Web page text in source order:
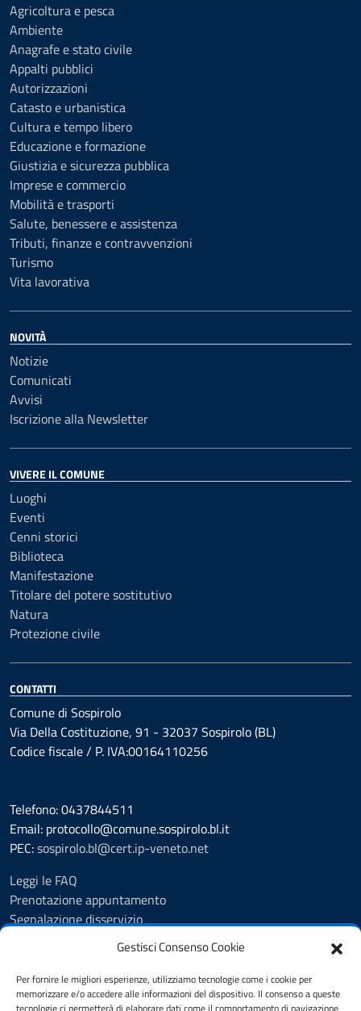
Gestisci Consenso Cookie
Per fornire le migliori esperienze, utilizziamo tecnologie come i cookie per
memorizzare e/o accedere alle informazioni del dispositivo. Il consenso a queste
Agricoltura e pesca
Ambiente
Anagrafe e stato civile
Appalti pubblici
Autorizzazioni
Catasto e urbanistica
Cultura e tempo libero
Educazione e formazione
Giustizia e sicurezza pubblica
Imprese e commercio
Mobilità e trasporti
Salute, benessere e assistenza
Tributi, finanze e contravvenzioni
Turismo
Vita lavorativa
NOVITÀ
Notizie
Comunicati
Avvisi
Iscrizione alla Newsletter
VIVERE IL COMUNE
Luoghi
Eventi
Cenni storici
Biblioteca
Manifestazione
Titolare del potere sostitutivo
Natura
Protezione civile
CONTATTI
Comune di Sospirolo
Via Della Costituzione, 91 - 32037 Sospirolo (BL)
Codice fiscale / P. IVA:00164110256
Telefono: 0437844511
Email: protocollo@comune.sospirolo.bl.it
PEC:sospirolo.bl@cert.ip-veneto.net
Leggi le FAQ
Prenotazione appuntamento
Segnalazione disservizio
Richiesta assistenza
MyPA - Portale Cittadino Veneto
Richiesta di patrocinio comunale Sospirolo
Amministrazione trasparente